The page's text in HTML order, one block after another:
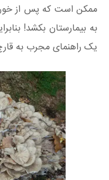
ممکن است که پس از
به بیمارستان بکشد!
یک راهنمای مجرب به